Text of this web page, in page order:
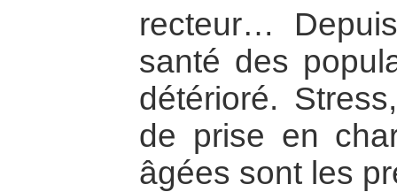
recteur…
santé des
détérioré.
de prise en
âgées sont les